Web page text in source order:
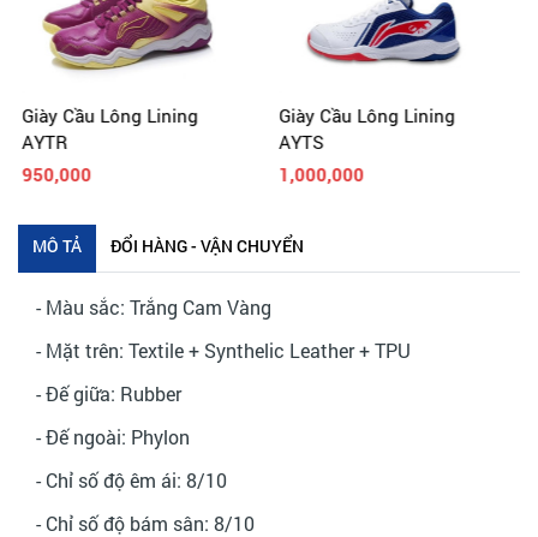
Giày Cầu Lông Lining
AYTS
1,000,000
Giày Cầu Lông Lining
AYTT
1,200,000
MÔ TẢ ĐỔI HÀNG - VẬN CHUYỂN
- Màu sắc: Trắng Cam Vàng
- Mặt trên: Textile + Synthelic Leather + TPU
- Đế giữa: Rubber
- Đế ngoài: Phylon
- Chỉ số độ êm ái: 8/10
- Chỉ số độ bám sân: 8/10